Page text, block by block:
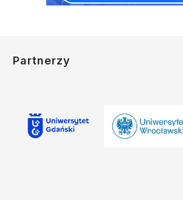
Partnerzy